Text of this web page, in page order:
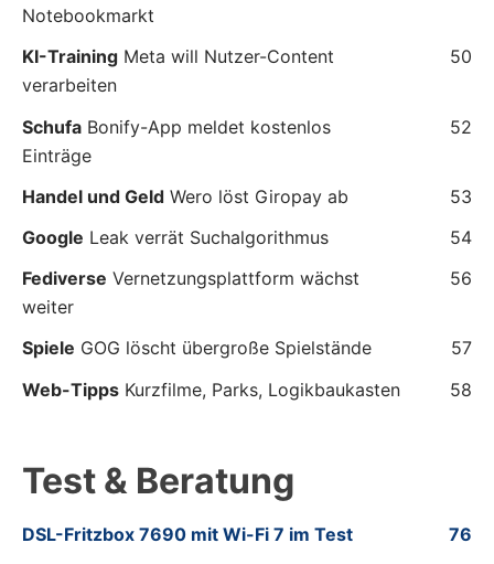
Notebookmarkt
KI-Training Meta will Nutzer-Content
verarbeiten
50
Schufa Bonify-App meldet kostenlos
Einträge
52
Handel und Geld Wero löst Giropay ab
53
Google Leak verrät Suchalgorithmus
54
Fediverse Vernetzungsplattform wächst
weiter
56
Spiele GOG löscht übergroße Spielstände
57
Web-Tipps Kurzfilme, Parks, Logikbaukasten 58
Test & Beratung
DSL-Fritzbox 7690 mit Wi-Fi 7 im Test
76